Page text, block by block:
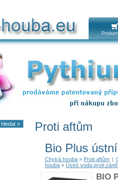
Proti aftům
Bio Plus
Chytrá houba » Proti aftům |
houba »Ústní voda proti
BIO